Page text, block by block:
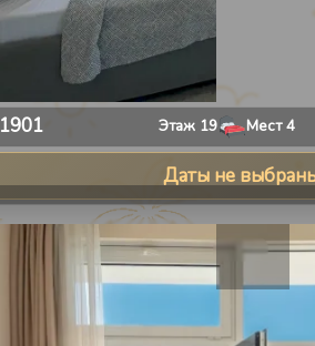
1901 Этаж 19 Мест4
Даты не
30